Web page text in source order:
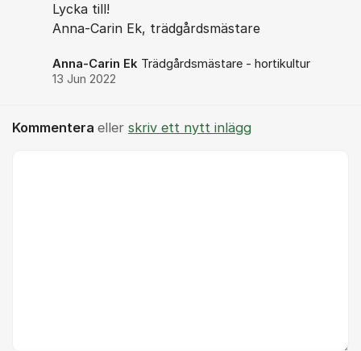
Lycka till!
Anna-Carin Ek, trädgårdsmästare
Anna-Carin Ek Trädgårdsmästare - hortikultur
13 Jun 2022
Kommentera eller skriv ett nytt inlägg